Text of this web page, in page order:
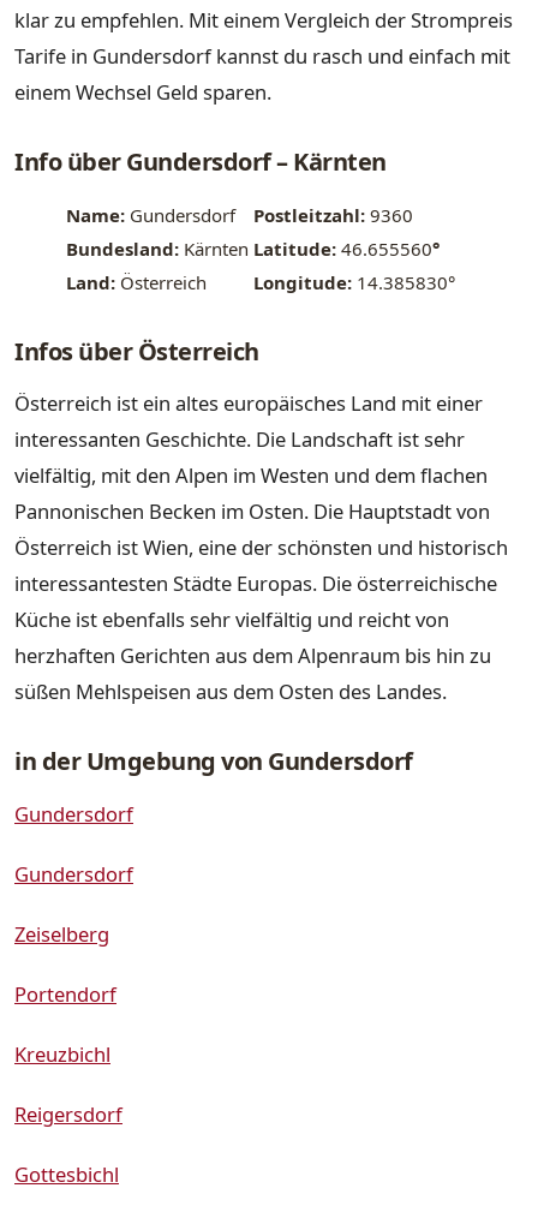
klar zu empfehlen. Mit einem Vergleich der Strompreis
Tarife in Gundersdorf kannst du rasch und einfach mit
einem Wechsel Geld sparen.
Info über Gundersdorf – Kärnten
Name: Gundersdorf Postleitzahl: 9360
Bundesland: Kärnten Latitude: 46.655560°
Land: Österreich Longitude: 14.385830°
Infos über Österreich
Österreich ist ein altes europäisches Land mit einer
interessanten Geschichte. Die Landschaft ist sehr
vielfältig, mit den Alpen im Westen und dem flachen
Pannonischen Becken im Osten. Die Hauptstadt von
Österreich ist Wien, eine der schönsten und historisch
interessantesten Städte Europas. Die österreichische
Küche ist ebenfalls sehr vielfältig und reicht von
herzhaften Gerichten aus dem Alpenraum bis hin zu
süßen Mehlspeisen aus dem Osten des Landes.
in der Umgebung von Gundersdorf
Gundersdorf
Gundersdorf
Zeiselberg
Portendorf
Kreuzbichl
Reigersdorf
Gottesbichl